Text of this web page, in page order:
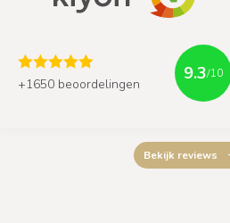
+1650 beoordelingen
9.3/10
Bekijk reviews